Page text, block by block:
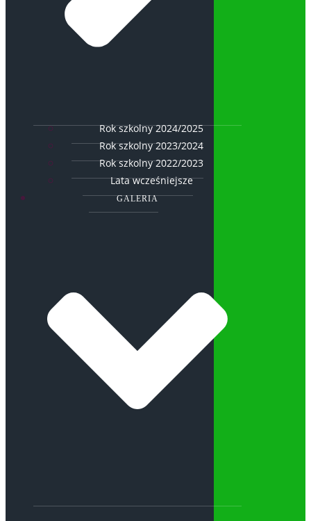
Rok szkolny 2024/2025
Rok szkolny 2023/2024
Rok szkolny 2022/2023
Lata wcześniejsze
GALERIA